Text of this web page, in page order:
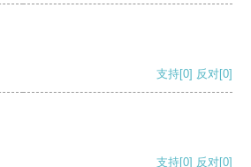
支持[0] 反对[0]
支持[0] 反对[0]